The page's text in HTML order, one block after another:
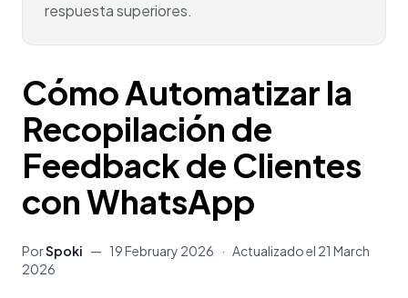
respuesta superiores.
Cómo Automatizar la
Recopilación de
Feedback de Clientes
con WhatsApp
PorSpoki — 19 February 2026 · Actualizado el 21 March
2026